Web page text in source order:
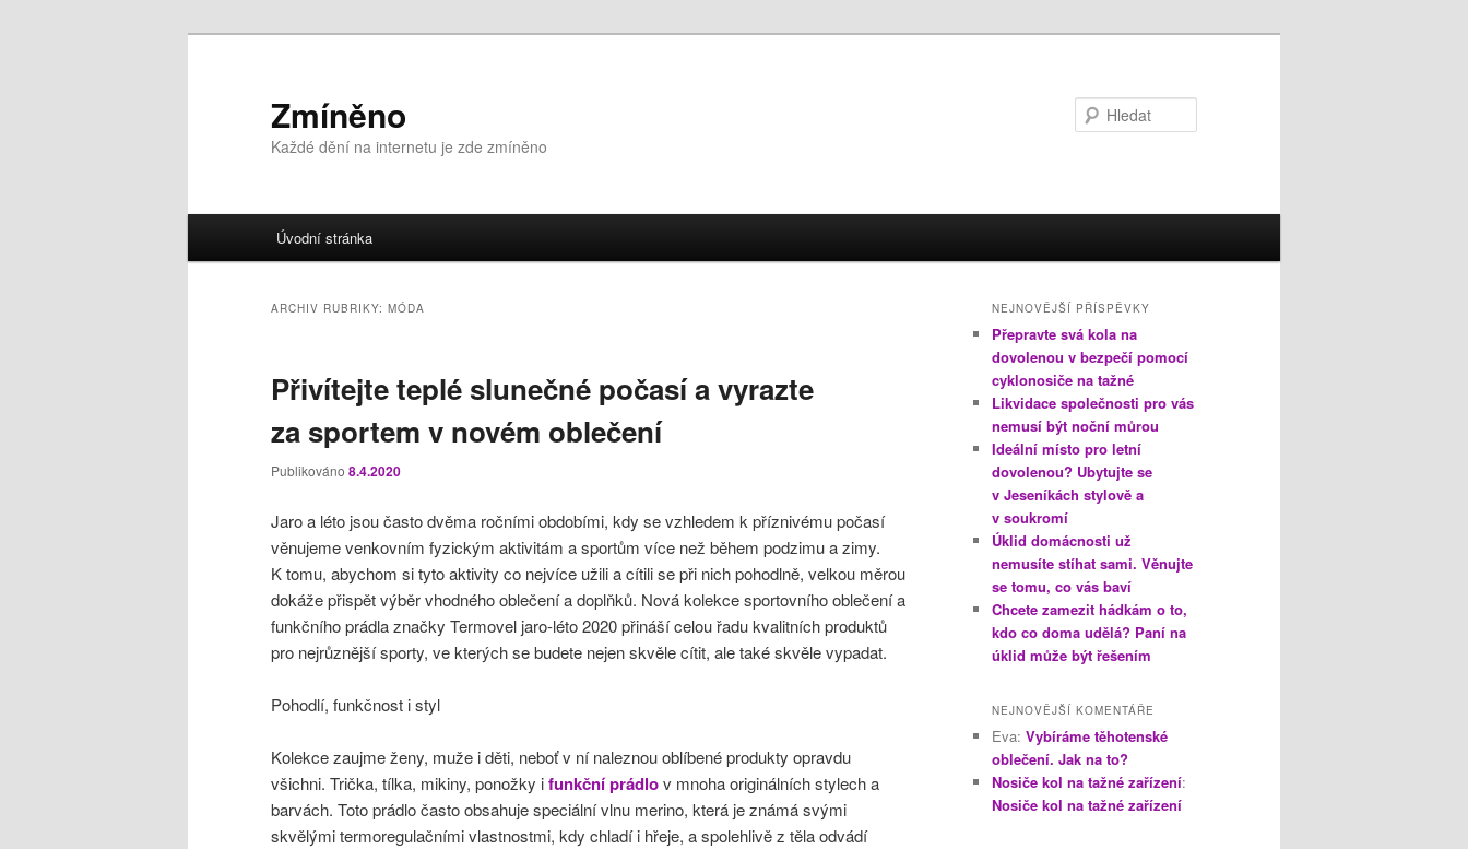
Zmíněno
Každé dění na internetu je zde zmíněno
Úvodní stránka
ARCHIV RUBRIKY: MÓDA
Přivítejte teplé slunečné počasí a vyrazte
za sportem v novém oblečení
Publikováno 8.4.2020
Jaro a léto jsou často dvěma ročními obdobími, kdy se vzhledem k příznivému počasí
věnujeme venkovním fyzickým aktivitám a sportům více než během podzimu a zimy.
K tomu, abychom si tyto aktivity co nejvíce užili a cítili se při nich pohodlně, velkou měrou
dokáže přispět výběr vhodného oblečení a doplňků. Nová kolekce sportovního oblečení a
funkčního prádla značky Termovel jaro-léto 2020 přináší celou řadu kvalitních produktů
pro nejrůznější sporty, ve kterých se budete nejen skvěle cítit, ale také skvěle vypadat.
Pohodlí, funkčnost i styl
Kolekce zaujme ženy, muže i děti, neboť v ní naleznou oblíbené produkty opravdu
všichni. Trička, tílka, mikiny, ponožky ifunkční prádlov mnoha originálních stylech a
barvách. Toto prádlo často obsahuje speciální vlnu merino, která je známá svými
skvělými termoregulačními vlastnostmi, kdy chladí i hřeje, a spolehlivě z těla odvádí
NEJNOVĚJŠÍ PŘÍSPĚVKY
Přepravte svá kola na
dovolenou v bezpečí pomocí
cyklonosiče na tažné
Likvidace společnosti pro vás
nemusí být noční můrou
Ideální místo pro letní
dovolenou? Ubytujte se
v Jeseníkách stylově a
v soukromí
Úklid domácnosti už
nemusíte stíhat sami. Věnujte
se tomu, co vás baví
Chcete zamezit hádkám o to,
kdo co doma udělá? Paní na
úklid může být řešením
NEJNOVĚJŠÍ KOMENTÁŘE
Eva: Vybíráme těhotenské
oblečení. Jak na to?
Nosiče kol na tažné zařízení:
Nosiče kol na tažné zařízení